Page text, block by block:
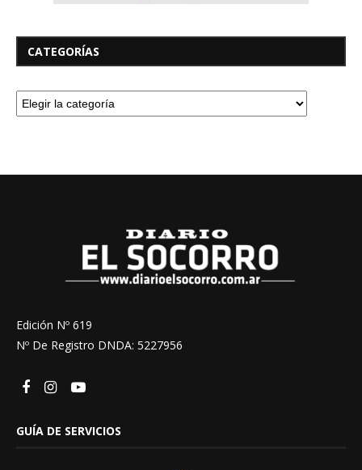
CATEGORÍAS
Edición Nº 619
Nº De Registro DNDA: 5227956
GUÍA DE SERVICIOS